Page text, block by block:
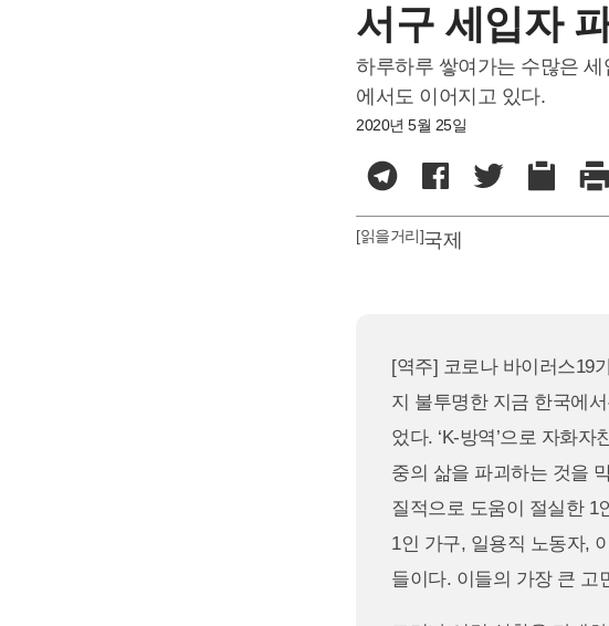
서구 세입자
하루하루 쌓여가는 수많은
에서도 이어지고 있다.
2020년 5월 25일
[읽을거리]국제
[역주] 코로나 바이러스19
지 불투명한 지금 한국에
었다. ‘K-방역’으로 자화
중의 삶을 파괴하는 것을
질적으로 도움이 절실한 1
1인 가구, 일용직 노동자,
들이다. 이들의 가장 큰 고